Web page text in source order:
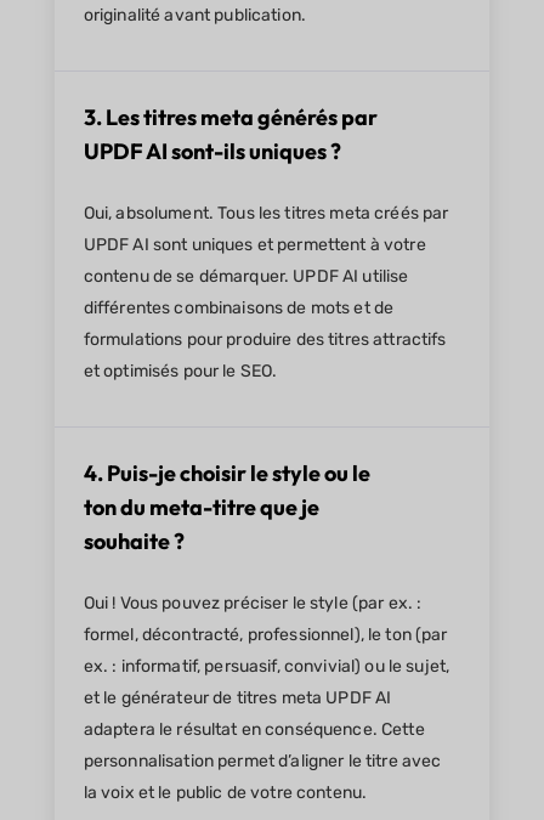
originalité avant publication.
3. Les titres meta générés par
UPDF AI sont-ils uniques ?
Oui, absolument. Tous les titres meta créés par
UPDF AI sont uniques et permettent à votre
contenu de se démarquer. UPDF AI utilise
différentes combinaisons de mots et de
formulations pour produire des titres attractifs
et optimisés pour le SEO.
4. Puis-je choisir le style ou le
ton du meta-titre que je
souhaite ?
Oui ! Vous pouvez préciser le style (par ex. :
formel, décontracté, professionnel), le ton (par
ex. : informatif, persuasif, convivial) ou le sujet,
et le générateur de titres meta UPDF AI
adaptera le résultat en conséquence. Cette
personnalisation permet d’aligner le titre avec
la voix et le public de votre contenu.